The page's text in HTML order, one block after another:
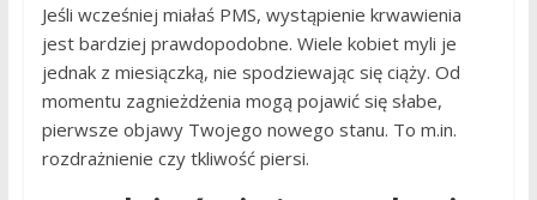
Jeśli wcześniej miałaś PMS, wystąpienie krwawienia
jest bardziej prawdopodobne. Wiele kobiet myli je
jednak z miesiączką, nie spodziewając się ciąży. Od
momentu zagnieżdżenia mogą pojawić się słabe,
pierwsze objawy Twojego nowego stanu. To m.in.
rozdrażnienie czy tkliwość piersi.